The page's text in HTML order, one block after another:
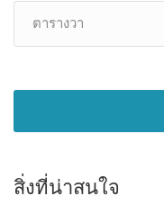
สิ่งที่น่าสนใจ